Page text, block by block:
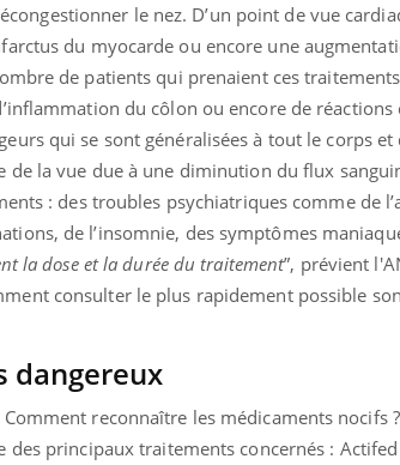
le nez. D’un point de vue
du myocarde ou encore une
de patients qui prenaient ces
du côlon ou encore de réactions
qui se sont généralisées à tout le corps et
la vue due à une diminution du flux
: des troubles psychiatriques comme de
de l’insomnie, des symptômes
la dose et la durée du traitement”, prévient
consulter le plus rapidement possible
dangereux
reconnaître les médicaments nocifs
des principaux traitements concernés :